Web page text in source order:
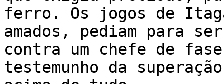
ferro. Os jogos de
amados, pediam para
contra um chefe de
testemunho da